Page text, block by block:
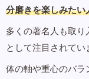
分磨きを楽しみたい
多くの著名人も取
として注目されてい
体の軸や重心のバラ